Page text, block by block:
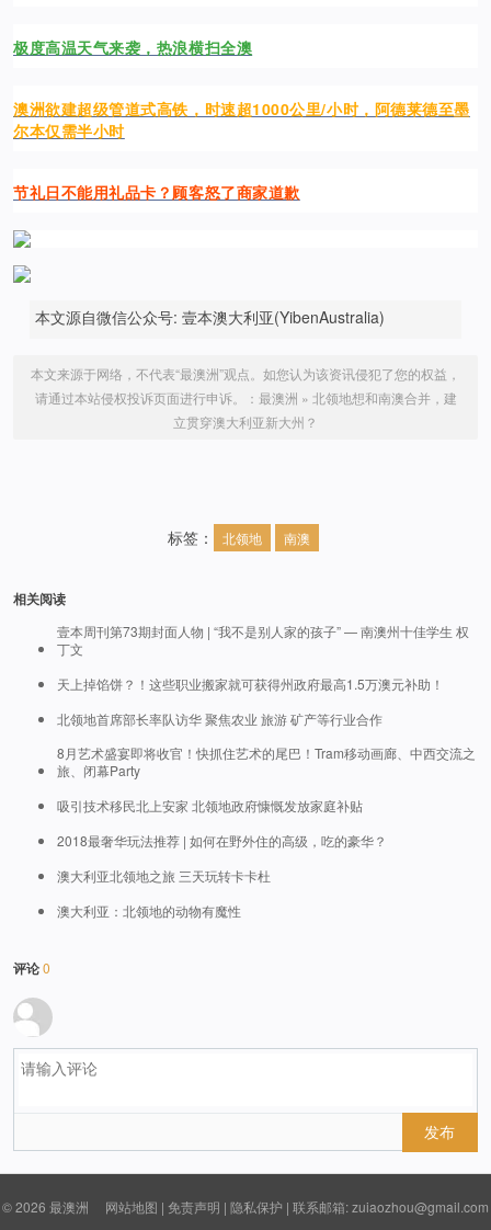
极度高温天气来袭，热浪横扫全澳
澳洲欲建超级管道式高铁，时速超1000公里/小时，阿德莱德至墨
尔本仅需半小时
节礼日不能用礼品卡？顾客怒了商家道歉
本文源自微信公众号: 壹本澳大利亚(YibenAustralia)
本文来源于网络，不代表“最澳洲”观点。如您认为该资讯侵犯了您的权益，
请通过本站侵权投诉页面进行申诉。： 最澳洲 » 北领地想和南澳合并，建
立贯穿澳大利亚新大州？
标签： 北领地 南澳
相关阅读
壹本周刊第73期封面人物 | “我不是别人家的孩子” — 南澳州十佳学生 权
丁文
天上掉馅饼？！这些职业搬家就可获得州政府最高1.5万澳元补助！
北领地首席部长率队访华 聚焦农业 旅游 矿产等行业合作
8月艺术盛宴即将收官！快抓住艺术的尾巴！Tram移动画廊、中西交流之
旅、闭幕Party
吸引技术移民北上安家 北领地政府慷慨发放家庭补贴
2018最奢华玩法推荐 | 如何在野外住的高级，吃的豪华？
澳大利亚北领地之旅 三天玩转卡卡杜
澳大利亚：北领地的动物有魔性
评论0
发布
© 2026 最澳洲 网站地图 | 免责声明 | 隐私保护 | 联系邮箱: zuiaozhou@gmail.com